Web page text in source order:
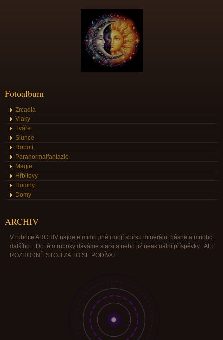
Fotoalbum
Zrcadla
Vlaky
Tváře
Slunce
Roboti
Paranormalfantazie
Magie
Hřbitovy
Hodiny
Domy
ARCHIV
V rubrice ARCHIV najdete mimo jiné i mojí sbírku minerálů, básně a mnoho
dalšího... Do této rubriky dáváme starší a nebo již neaktuální příspěvky...ALE
ROZHODNĚ STOJÍ ZA TO SE PODÍVAT...